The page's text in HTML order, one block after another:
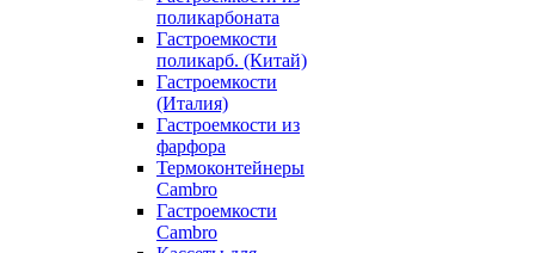
поликарбоната
Гастроемкости
поликарб. (Китай)
Гастроемкости
(Италия)
Гастроемкости из
фарфора
Термоконтейнеры
Cambro
Гастроемкости
Cambro